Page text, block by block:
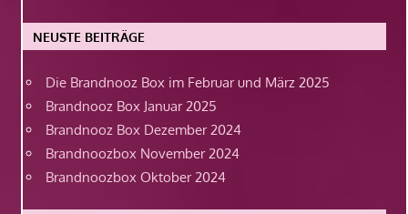
NEUSTE BEITRÄGE
Die Brandnooz Box im Februar und März 2025
Brandnooz Box Januar 2025
Brandnooz Box Dezember 2024
Brandnoozbox November 2024
Brandnoozbox Oktober 2024